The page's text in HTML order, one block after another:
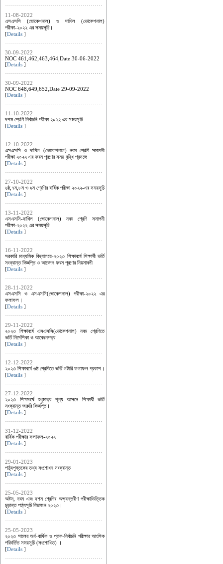
11-08-2022
এসএসসি (ভোকেশনাল) ও দাখিল (ভোকেশনাল)
পরীক্ষা-২০২২ এর সময়সূচি।
[Details ]
30-09-2022
NOC 461,462,463,464,Date 30-06-2022
[Details ]
30-09-2022
NOC 648,649,652,Date 29-09-2022
[Details ]
11-10-2022
দশম শ্রেণি নির্বাচনি পরীক্ষা ২০২২ এর সময়সূচি
[Details ]
12-10-2022
এসএসসি ও দাখিল (ভোকেশনাল) নবম শ্রেণি সমাপনী
পরীক্ষা ২০২২ এর ফরম পূরণের সময় বৃদ্ধি প্রসঙ্গে
[Details ]
27-10-2022
৬ষ্ঠ,৭ম,৮ম ও ৯ম শ্রেণির বার্ষিক পরীক্ষা ২০২২-এর সময়সূচি
[Details ]
13-11-2022
এসএসসি-দাখিল (ভোকেশনাল) নবম শ্রেণি সমাপনী
পরীক্ষা-২০২২ এর সময়সূচি
[Details ]
16-11-2022
সরকারি মাধ্যমিক বিদ্যালয়ে-২০২৩ শিক্ষাবর্ষে শিক্ষার্থী ভর্তি
সংক্রান্ত বিজ্ঞপ্তি ও আবেদন ফরম পূরণের নিয়মাবলী
[Details ]
28-11-2022
এসএসসি ও এসএসসি(ভোকেশনাল) পরীক্ষা-২০২২ এর
ফলাফল।
[Details ]
29-11-2022
২০২৩ শিক্ষাবর্ষে এসএসসি(ভোকেশনাল) নবম শ্রেণিতে
ভর্তি নির্দেশিকা ও আবেদনপত্র
[Details ]
12-12-2022
২০২৩ শিক্ষাবর্ষে ৬ষ্ঠ শ্রেণিতে ভর্তি লটারি ফলাফল প্রকাশ।
[Details ]
27-12-2022
২০২৩ শিক্ষাবর্ষে শুধুমাত্র শূন্য আসনে শিক্ষার্থী ভর্তি
সংক্রান্ত জরুরি বিজ্ঞপ্তি।
[Details ]
31-12-2022
বার্ষিক পরীক্ষার ফলাফল-২০২২
[Details ]
29-01-2023
পাঠ্যপুস্তকের তথ্য সংশোধন সংক্রান্ত
[Details ]
25-05-2023
অষ্টম, নবম এবং দশম শ্রেণির অভ্যন্তরীণ পরীক্ষাভিত্তিক
চূড়ান্ত পাঠ্যসূচি বিভাজন ২০২৩।
[Details ]
25-05-2023
২০২৩ সালের অর্ধ-বার্ষিক ও প্রাক-নির্বাচনি পরীক্ষার আংশিক
পরিবর্তিত সময়সূচি (সংশোধিত) ।
[Details ]